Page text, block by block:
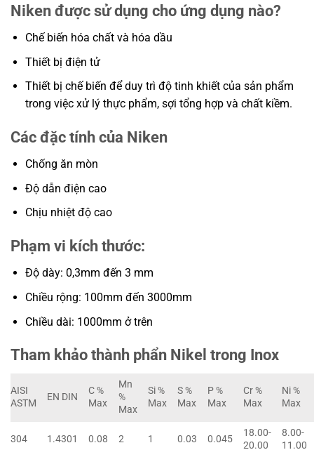
Niken được sử dụng cho ứng dụng nào?
Chế biến hóa chất và hóa dầu
Thiết bị điện tử
Thiết bị chế biến để duy trì độ tinh khiết của sản phẩm
trong việc xử lý thực phẩm, sợi tổng hợp và chất kiềm.
Các đặc tính của Niken
Chống ăn mòn
Độ dẫn điện cao
Chịu nhiệt độ cao
Phạm vi kích thước:
Độ dày: 0,3mm đến 3 mm
Chiều rộng: 100mm đến 3000mm
Chiều dài: 1000mm ở trên
Tham khảo thành phẩn Nikel trong Inox
AISI
ASTM
EN DIN
C %
Max
Mn
%
Max
Si %
Max
S %
Max
P %
Max
Cr %
Max
Ni %
Max
304 1.4301 0.08 2 1 0.03 0.045
18.00-
20.00
8.00-
11.00